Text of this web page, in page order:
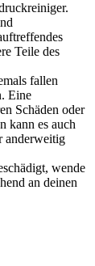
Teile des
fallen
Eine
Schäden oder
kann es auch
anderweitig
wende
an deinen